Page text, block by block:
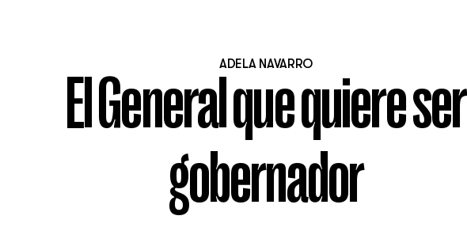
ADELA NAVARRO
El General que quiere ser
gobernador